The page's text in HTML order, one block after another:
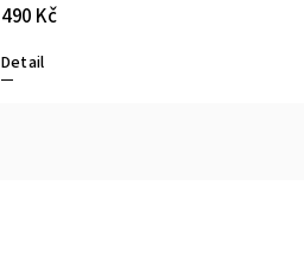
490 Kč
Detail